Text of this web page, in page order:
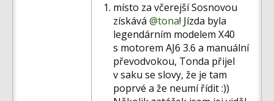
místo za včerejší Sosnovou
získává @tona! Jízda byla
legendárním modelem X40
s motorem AJ6 3.6 a manuální
převodvokou, Tonda přijel
v saku se slovy, že je tam
poprvé a že neumí řídit :))